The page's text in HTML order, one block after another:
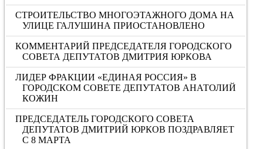
СТРОИТЕЛЬСТВО МНОГОЭТАЖНОГО ДОМА НА
УЛИЦЕ ГАЛУШИНА ПРИОСТАНОВЛЕНО
КОММЕНТАРИЙ ПРЕДСЕДАТЕЛЯ ГОРОДСКОГО
СОВЕТА ДЕПУТАТОВ ДМИТРИЯ ЮРКОВА
ЛИДЕР ФРАКЦИИ «ЕДИНАЯ РОССИЯ» В
ГОРОДСКОМ СОВЕТЕ ДЕПУТАТОВ АНАТОЛИЙ
КОЖИН
ПРЕДСЕДАТЕЛЬ ГОРОДСКОГО СОВЕТА
ДЕПУТАТОВ ДМИТРИЙ ЮРКОВ ПОЗДРАВЛЯЕТ
С 8 МАРТА